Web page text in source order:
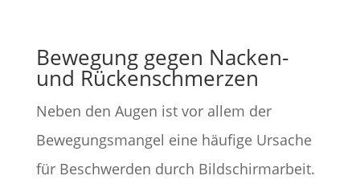
Bewegung gegen Nacken-
und Rückenschmerzen
Neben den Augen ist vor allem der
Bewegungsmangel eine häufige Ursache
für Beschwerden durch Bildschirmarbeit.